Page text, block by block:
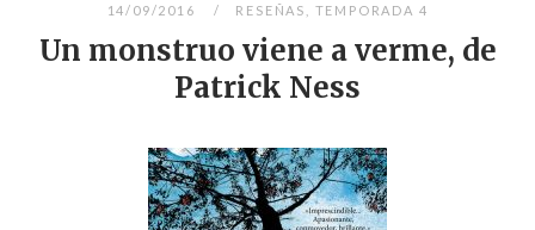
14/09/2016 RESEÑAS TEMPORADA 4
Un monstruo viene a verme, de
Patrick Ness